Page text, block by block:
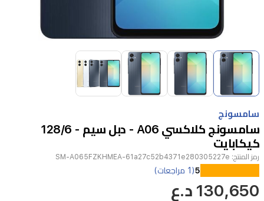
Item
of
1
4
سامسونج
سامسونج كلاكسي A06 - دبل سيم - 128/6
كيكابايت
رمز المنتج: SM-A065FZKHMEA-61a27c52b4371e280305227e
5(1 مراجعات)
130,650 د.ع